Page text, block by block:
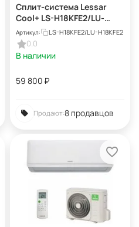
Сплит-система Lessar
Cool+ LS-H18KFE2/LU-
H18KFE2
Артикул: LS-H18KFE2/LU-H18KFE2
0.0
В наличии
59 800 ₽
Продают:8 продавцов